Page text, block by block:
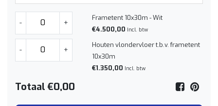
- +
Frametent 10x30m - Wit
€4.500,00 Incl. btw
- +
Houten vlondervloer t.b.v. frametent
10x30m
€1.350,00 Incl. btw
Totaal€0,00